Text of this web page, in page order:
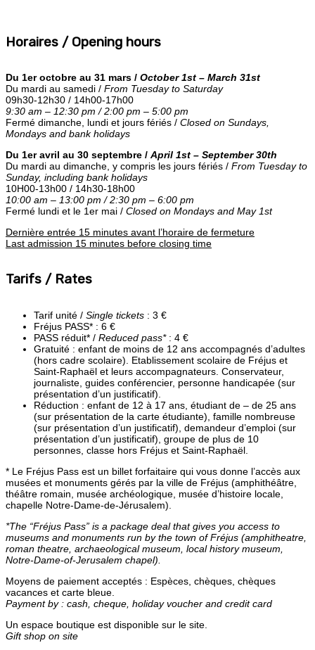
Horaires / Opening hours
Du 1er octobre au 31 mars / October 1st – March 31st
Du mardi au samedi / From Tuesday to Saturday
09h30-12h30 / 14h00-17h00
9:30 am – 12:30 pm / 2:00 pm – 5:00 pm
Fermé dimanche, lundi et jours fériés / Closed on Sundays,
Mondays and bank holidays
Du 1er avril au 30 septembre / April 1st – September 30th
Du mardi au dimanche, y compris les jours fériés / From Tuesday to
Sunday, including bank holidays
10H00-13h00 / 14h30-18h00
10:00 am – 13:00 pm / 2:30 pm – 6:00 pm
Fermé lundi et le 1er mai / Closed on Mondays and May 1st
Dernière entrée 15 minutes avant l’horaire de fermeture
Last admission 15 minutes before closing time
Tarifs / Rates
Tarif unité / Single tickets : 3 €
Fréjus PASS* : 6 €
PASS réduit* / Reduced pass*: 4 €
Gratuité : enfant de moins de 12 ans accompagnés d’adultes
(hors cadre scolaire). Etablissement scolaire de Fréjus et
Saint-Raphaël et leurs accompagnateurs. Conservateur,
journaliste, guides conférencier, personne handicapée (sur
présentation d’un justificatif).
Réduction : enfant de 12 à 17 ans, étudiant de – de 25 ans
(sur présentation de la carte étudiante), famille nombreuse
(sur présentation d’un justificatif), demandeur d’emploi (sur
présentation d’un justificatif), groupe de plus de 10
personnes, classe hors Fréjus et Saint-Raphaël.
* Le Fréjus Pass est un billet forfaitaire qui vous donne l’accès aux
musées et monuments gérés par la ville de Fréjus (amphithéâtre,
théâtre romain, musée archéologique, musée d’histoire locale,
chapelle Notre-Dame-de-Jérusalem).
*The “Fréjus Pass” is a package deal that gives you access to
museums and monuments run by the town of Fréjus (amphitheatre,
roman theatre, archaeological museum, local history museum,
Notre-Dame-of-Jerusalem chapel).
Moyens de paiement acceptés : Espèces, chèques, chèques
vacances et carte bleue.
Payment by : cash, cheque, holiday voucher and credit card
Un espace boutique est disponible sur le site.
Gift shop on site